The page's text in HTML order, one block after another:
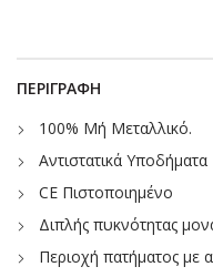
ΠΕΡΙΓΡΑΦΉ
100% Mή Μεταλλικό.
Αντιστατικά Υποδήματα
CE Πιστοποιημένο
Διπλής πυκνότητας
Περιοχή πατήματος με